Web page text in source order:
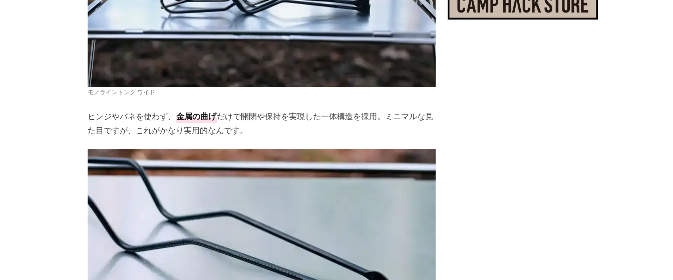
モノライントング ワイド
ヒンジやバネを使わず、 金属の曲げだけで開閉や保持を実現した一体構造を採用。ミニマルな見
た目ですが、これがかなり実用的なんです。